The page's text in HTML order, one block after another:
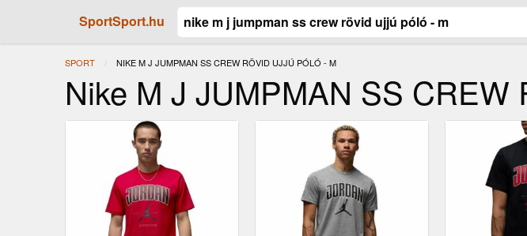
SportSport.hu
SPORT JELENLEGI:
NIKE M J JUMPMAN SS CREW RÖVID UJJÚ PÓLÓ - M
Nike M J JUMPMAN SS CREW